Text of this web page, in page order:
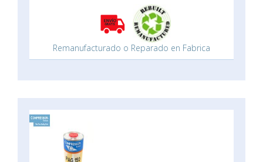
Remanufacturado o Reparado en Fabrica